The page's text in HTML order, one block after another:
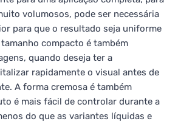
volumosos, pode ser necessária
para que o resultado seja uniforme
compacto é também
quando deseja ter a
rapidamente o visual antes de
A forma cremosa é também
é mais fácil de controlar durante a
do que as variantes líquidas e